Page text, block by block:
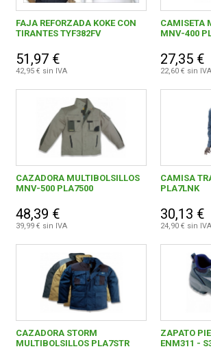
FAJA REFORZADA KOKE CON
TIRANTES TYF382FV
51,97 €
42,95 € sin IVA
CAMISETA
MNV-400
27,35 €
22,60 € sin IVA
CAZADORA MULTIBOLSILLOS
MNV-500 PLA7500
48,39 €
39,99 € sin IVA
CAMISA
PLA7LNK
30,13 €
24,90 € sin IVA
CAZADORA STORM
MULTIBOLSILLOS PLA7STR
ZAPATO
ENM311 -